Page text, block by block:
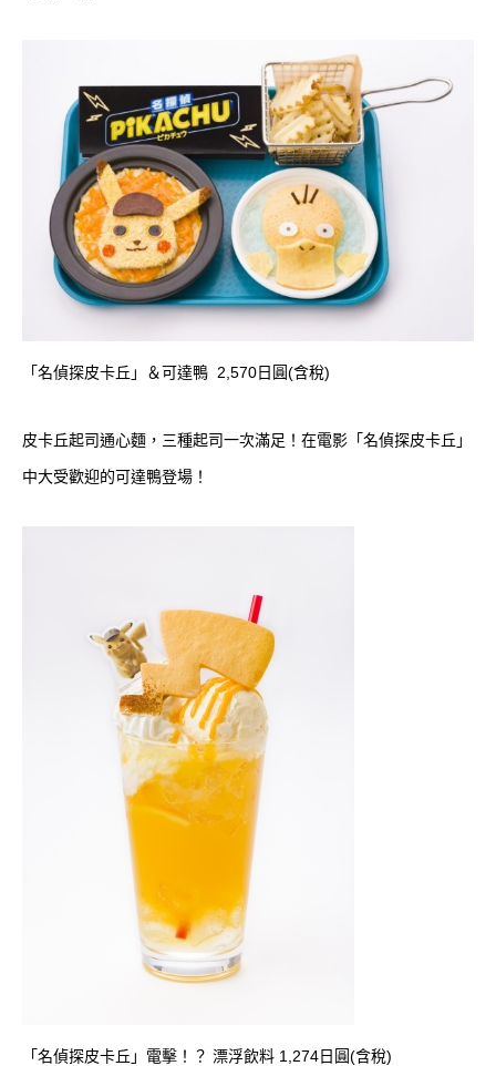
「名偵探皮卡丘」＆可達鴨 2,570日圓(含稅)
皮卡丘起司通心麵，三種起司一次滿足！在電影「名偵探皮卡丘」
中大受歡迎的可達鴨登場！
「名偵探皮卡丘」電擊！？ 漂浮飲料 1,274日圓(含稅)